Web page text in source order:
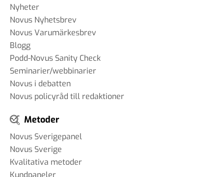
Nyheter
Novus Nyhetsbrev
Novus Varumärkesbrev
Blogg
Podd-Novus Sanity Check
Seminarier/webbinarier
Novus i debatten
Novus policyråd till redaktioner
Metoder
Novus Sverigepanel
Novus Sverige
Kvalitativa metoder
Kundpaneler